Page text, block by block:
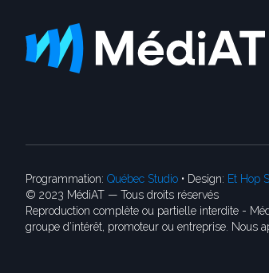
Programmation: Québec Studio • Design: Et Hop
© 2023 MédiAT — Tous droits réservés
Reproduction complète ou partielle interdite -
groupe d’intérêt, promoteur ou entreprise. Nous